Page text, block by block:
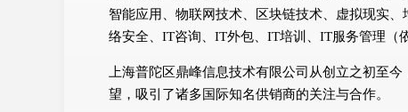
智能应用、物联网技术、区块链技术、虚拟现实
络安全、IT咨询、IT外包、IT培训、IT服务管理（
上海普陀区鼎峰信息技术有限公司从创立之初至
望，吸引了诸多国际知名供销商的关注与合作。